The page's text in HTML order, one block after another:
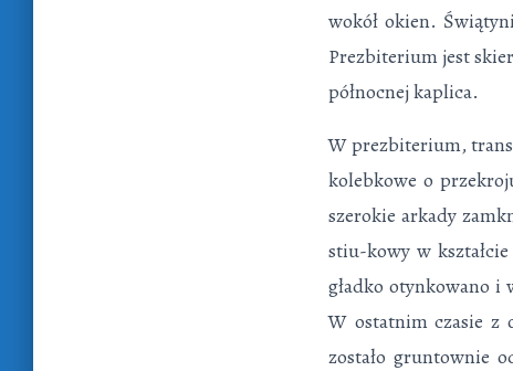
wokół okien.
Prezbiterium jest
północnej kaplica.
W prezbiterium,
kolebkowe o
szerokie arkady
stiu-kowy w
gładko otynkowano i
W ostatnim czasie z
zostało gruntownie